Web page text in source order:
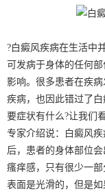
?白癜风疾病在生活中
可发病于身体的任何
影响。很多患者在疾
疾病，也因此错过了
要症状有什么?让我们
专家介绍说：白癜风
后，患者的身体部位
瘙痒感，只有很少一
表面是光滑的，但是